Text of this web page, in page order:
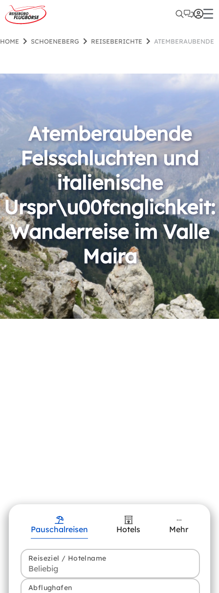
HOME SCHOENEBERG REISEBERICHTE
Atemberaubende
Felsschluchten und
italienische
Urspr\u00fcnglichkeit:
Wanderreise im Valle
Maira
Pauschalreisen Hotels Mehr
Reiseziel / Hotelname
Abflughafen